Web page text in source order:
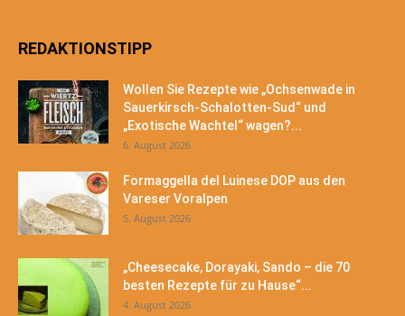
REDAKTIONSTIPP
Wollen Sie Rezepte wie „Ochsenwade in
Sauerkirsch-Schalotten-Sud“ und
„Exotische Wachtel“ wagen?...
6. August 2026
Formaggella del Luinese DOP aus den
Vareser Voralpen
5. August 2026
„Cheesecake, Dorayaki, Sando – die 70
besten Rezepte für zu Hause“...
4. August 2026